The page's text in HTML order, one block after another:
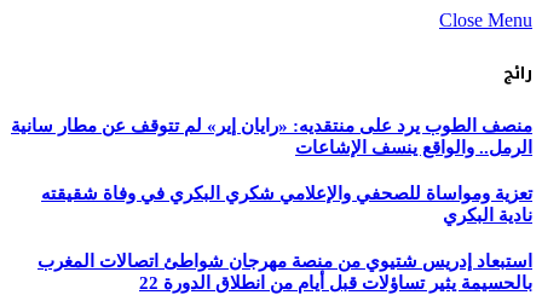
Close Menu
رائج
منصف الطوب يرد على منتقديه: «رايان إير» لم تتوقف عن مطار سانية
الرمل.. والواقع ينسف الإشاعات
تعزية ومواساة للصحفي والإعلامي شكري البكري في وفاة شقيقته
نادية البكري
استبعاد إدريس شتيوي من منصة مهرجان شواطئ اتصالات المغرب
بالحسيمة يثير تساؤلات قبل أيام من انطلاق الدورة 22